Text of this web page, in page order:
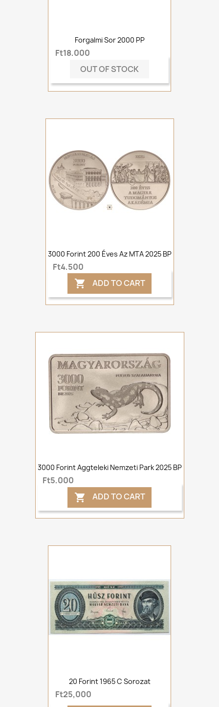
Forgalmi Sor 2000 PP
Ft18,000
OUT OF STOCK
3000 Forint 200 Éves Az MTA 2025 BP
Ft4,500
 ADD TO CART
3000 Forint Aggteleki Nemzeti Park 2025 BP
Ft5,000
 ADD TO CART
20 Forint 1965 C Sorozat
Ft25,000